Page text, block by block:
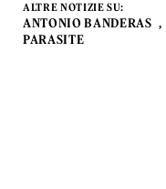
ALTRE NOTIZIE SU:
ANTONIO BANDERAS
PARASITE